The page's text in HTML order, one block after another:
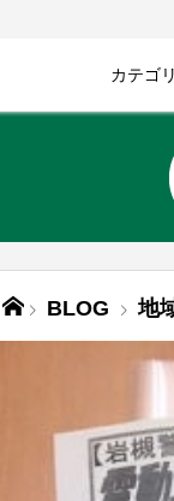
カテゴリ
BLOG 地